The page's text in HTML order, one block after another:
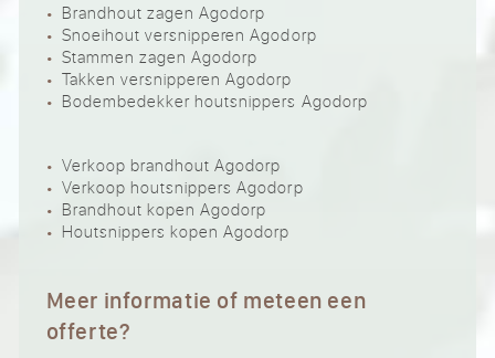
Brandhout zagen Agodorp
Snoeihout versnipperen Agodorp
Stammen zagen Agodorp
Takken versnipperen Agodorp
Bodembedekker houtsnippers Agodorp
Verkoop brandhout Agodorp
Verkoop houtsnippers Agodorp
Brandhout kopen Agodorp
Houtsnippers kopen Agodorp
Meer informatie of meteen een
offerte?